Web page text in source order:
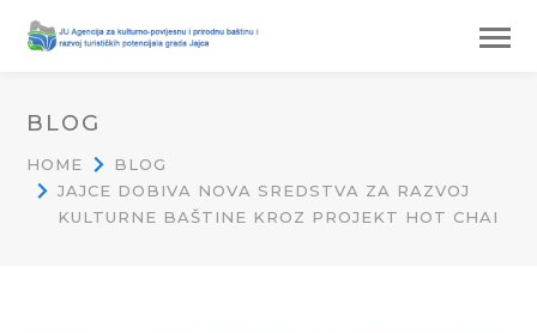
BLOG
HOME
BLOG
JAJCE DOBIVA NOVA SREDSTVA ZA RAZVOJ
KULTURNE BAŠTINE KROZ PROJEKT HOT CHAI